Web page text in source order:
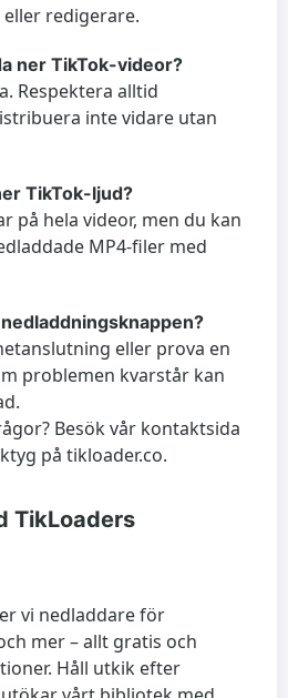
redigerare.
ner TikTok-videor?
Respektera alltid
inte vidare utan
TikTok-ljud?
på hela videor, men du kan
MP4-filer med
eller prova en
problemen kvarstår kan
Besök vår kontaktsida
på tikloader.co.
TikLoaders
vi nedladdare för
mer – allt gratis och
Håll utkik efter